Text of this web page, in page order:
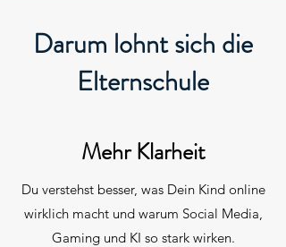
Darum lohnt sich die
Elternschule
Mehr Klarheit
Du verstehst besser, was Dein Kind online
wirklich macht und warum Social Media,
Gaming und KI so stark wirken.